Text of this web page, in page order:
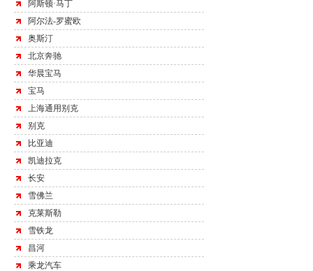
阿斯顿·马丁
阿尔法-罗蜜欧
奥斯汀
北京奔驰
华晨宝马
宝马
上海通用别克
别克
比亚迪
凯迪拉克
长安
雪佛兰
克莱斯勒
雪铁龙
昌河
乘龙汽车